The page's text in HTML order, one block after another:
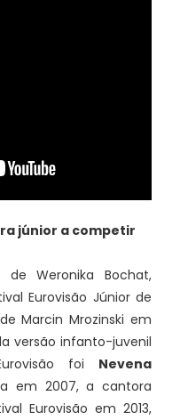
júnior a competir
de Weronika Bochat,
Eurovisão Júnior de
Marcin Mrozinski em
versão infanto-juvenil
foi Nevena
em 2007, a cantora
Eurovisão em 2013,